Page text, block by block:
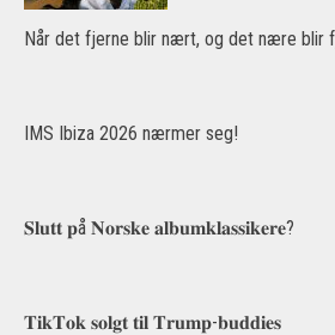
Når det fjerne blir nært, og det nære blir
IMS Ibiza 2026 nærmer seg!
𝐒𝐥𝐮𝐭𝐭 𝐩å 𝐍𝐨𝐫𝐬𝐤𝐞 𝐚𝐥𝐛𝐮𝐦𝐤𝐥𝐚𝐬𝐬𝐢𝐤𝐞𝐫𝐞?
𝐓𝐢𝐤𝐓𝐨𝐤 𝐬𝐨𝐥𝐠𝐭 𝐭𝐢𝐥 𝐓𝐫𝐮𝐦𝐩-𝐛𝐮𝐝𝐝𝐢𝐞𝐬